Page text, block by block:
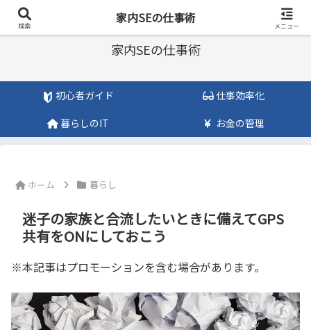
ITのチカラで「まじめ」に仕事をサボろう
家内SEの仕事術
初心者ガイド
仕事効率化
暮らしのIT
お金の管理
ホーム 暮らし
迷子の家族と合流したいときに備えてGPS
共有をONにしておこう
※本記事はプロモーションを含む場合があります。
検索
家内SEの仕事術
メニュー